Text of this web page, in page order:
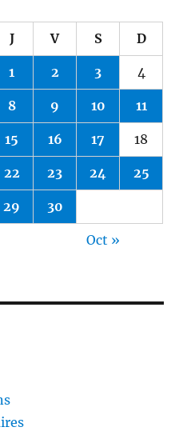
J V S D
1 2 3 4
8 9 10 11
15 16 17 18
22 23 24 25
29 30
Oct »